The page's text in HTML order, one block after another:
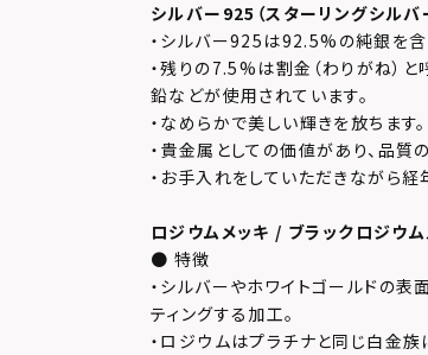
シルバー925（スターリングシルバ
・シルバー925は92.5%の純銀を含
・残りの7.5%は割金（わりがね）
鉛などが使用されています。
・なめらかで美しい輝きを放ちます。
・貴金属としての価値があり、品質
・お手入れをしていただきながら経
ロジウムメッキ / ブラックロジウム
● 特徴
・シルバーやホワイトゴールドの表
ティングする加工。
・ロジウムはプラチナと同じ白金